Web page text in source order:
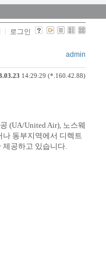
로그인
admin
14:29:29 (*.160.42.88)
(UA/United Air), 노스웨
나 동부지역에서 디렉트
제공하고 있습니다.